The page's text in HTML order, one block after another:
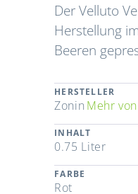
Der Velluto
Herstellung
Beeren
HERSTELLER
Zonin Mehr
INHALT
0.75 Liter
FARBE
Rot